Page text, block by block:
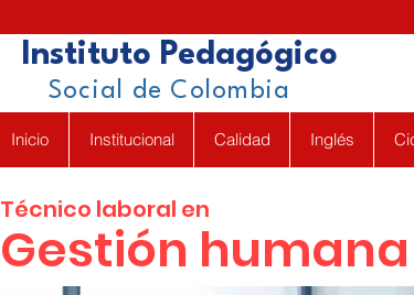
Instituto Pedagógico
Social de Colombia
Inicio Institucional Calidad Inglés
Técnico laboral en
Gestión humana